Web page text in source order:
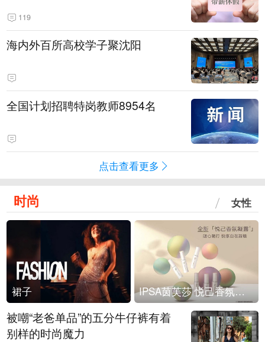
119
海内外百所高校学子聚沈阳
全国计划招聘特岗教师8954名
点击查看更多
时尚 女性
裙子 IPSA茵芙莎 悦己香氛凝露上市
被嘲“老爸单品”的五分牛仔裤有着
别样的时尚魔力